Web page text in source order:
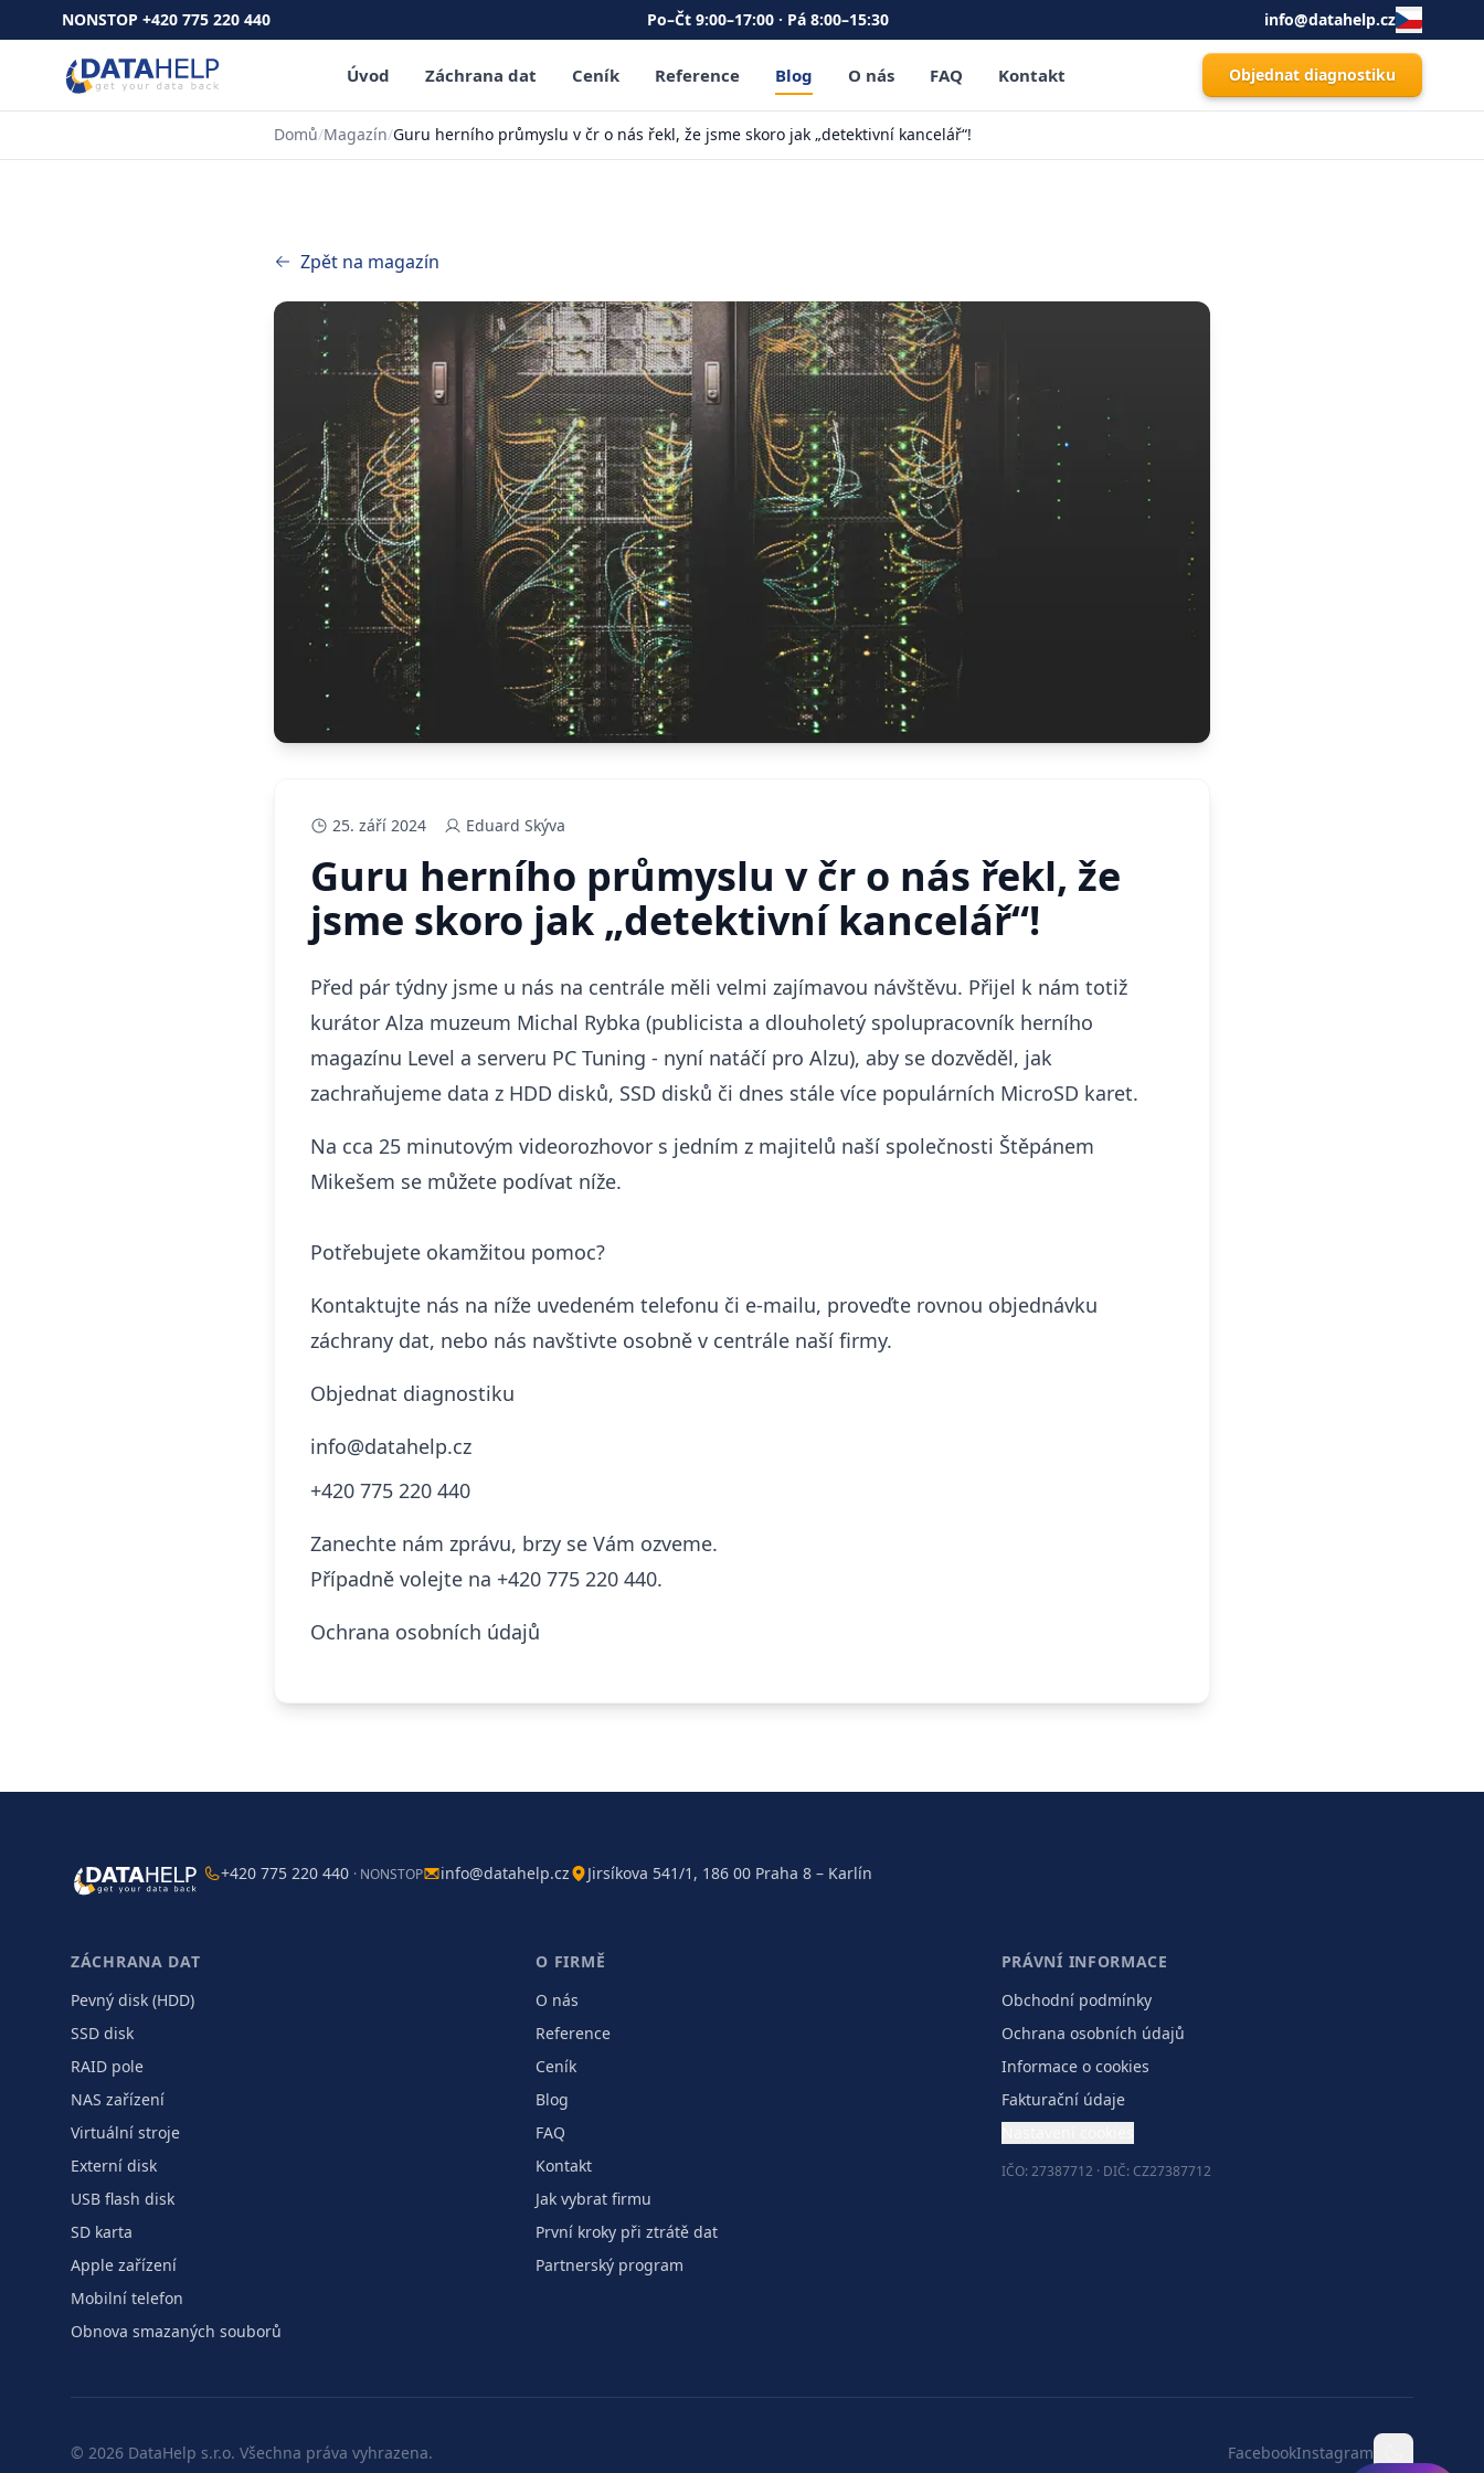
NONSTOP +420 775 220 440 Po–Čt 9:00–17:00 · Pá 8:00–15:30 info@datahelp.cz
Úvod Záchrana dat Ceník Reference Blog O nás FAQ Kontakt Objednat diagnostiku
Domů/Magazín/Guru herního průmyslu v čr o nás řekl, že jsme skoro jak „detektivní kancelář“!
Zpět na magazín
25. září 2024 Eduard Skýva
Guru herního průmyslu v čr o nás řekl, že
jsme skoro jak „detektivní kancelář“!
Před pár týdny jsme u nás na centrále měli velmi zajímavou návštěvu. Přijel k nám totiž
kurátor Alza muzeum Michal Rybka (publicista a dlouholetý spolupracovník herního
magazínu Level a serveru PC Tuning - nyní natáčí pro Alzu), aby se dozvěděl, jak
zachraňujeme data z HDD disků, SSD disků či dnes stále více populárních MicroSD karet.
Na cca 25 minutovým videorozhovor s jedním z majitelů naší společnosti Štěpánem
Mikešem se můžete podívat níže.
Potřebujete okamžitou pomoc?
Kontaktujte nás na níže uvedeném telefonu či e-mailu, proveďte rovnou objednávku
záchrany dat, nebo nás navštivte osobně v centrále naší firmy.
Objednat diagnostiku
info@datahelp.cz
+420 775 220 440
Zanechte nám zprávu, brzy se Vám ozveme.
Případně volejte na +420 775 220 440.
Ochrana osobních údajů
+420 775 220 440 · NONSTOP info@datahelp.cz Jirsíkova 541/1, 186 00 Praha 8 – Karlín
ZÁCHRANA DAT
Pevný disk (HDD)
SSD disk
RAID pole
NAS zařízení
Virtuální stroje
Externí disk
USB flash disk
SD karta
Apple zařízení
Mobilní telefon
Obnova smazaných souborů
O FIRMĚ
O nás
Reference
Ceník
Blog
FAQ
Kontakt
Jak vybrat firmu
První kroky při ztrátě dat
Partnerský program
PRÁVNÍ INFORMACE
Obchodní podmínky
Ochrana osobních údajů
Informace o cookies
Fakturační údaje
IČO: 27387712 · DIČ: CZ27387712
© 2026 DataHelp s.r.o. Všechna práva vyhrazena. FacebookInstagram